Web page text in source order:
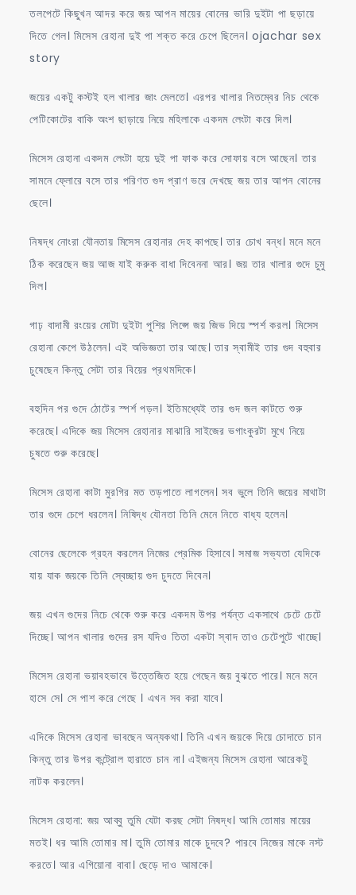
তলপেটে কিছুখন আদর করে জয় আপন মায়ের বোনের ভারি দুইটা পা ছড়ায়ে
দিতে গেল। মিসেস রেহানা দুই পা শক্ত করে চেপে ছিলেন। ojachar sex
story
জয়ের একটু কস্টই হল খালার জাং মেলতে। এরপর খালার নিতম্বের নিচ থেকে
পেটিকোটের বাকি অংশ ছাড়ায়ে নিয়ে মহিলাকে একদম লেংটা করে দিল।
মিসেস রেহানা একদম লেংটা হয়ে দুই পা ফাক করে সোফায় বসে আছেন। তার
সামনে ফ্লোরে বসে তার পরিণত গুদ প্রাণ ভরে দেখছে জয় তার আপন বোনের
ছেলে।
নিষদ্ধ নোংরা যৌনতায় মিসেস রেহানার দেহ কাপছে। তার চোখ বন্ধ। মনে মনে
ঠিক করেছেন জয় আজ যাই করুক বাধা দিবেননা আর। জয় তার খালার গুদে চুমু
দিল।
গাঢ় বাদামী রংয়ের মোটা দুইটা পুশির লিপ্সে জয় জিভ দিয়ে স্পর্শ করল। মিসেস
রেহানা কেপে উঠলেন। এই অভিজ্ঞতা তার আছে। তার স্বামীই তার গুদ বহুবার
চুষেছেন কিন্তু সেটা তার বিয়ের প্রথমদিকে।
বহুদিন পর গুদে ঠোটের স্পর্শ পড়ল। ইতিমধ্যেই তার গুদ জল কাটতে শুরু
করেছে। এদিকে জয় মিসেস রেহানার মাঝারি সাইজের ভগাংকুরটা মুখে নিয়ে
চুষতে শুরু করেছে।
মিসেস রেহানা কাটা মুরগির মত তড়পাতে লাগলেন। সব ভুলে তিনি জয়ের মাথাটা
তার গুদে চেপে ধরলেন। নিষিদ্ধ যৌনতা তিনি মেনে নিতে বাধ্য হলেন।
বোনের ছেলেকে গ্রহন করলেন নিজের প্রেমিক হিসাবে। সমাজ সভ্যতা যেদিকে
যায় যাক জয়কে তিনি স্বেচ্ছায় গুদ চুদতে দিবেন।
জয় এখন গুদের নিচে থেকে শুরু করে একদম উপর পর্যন্ত একসাথে চেটে চেটে
দিচ্ছে। আপন খালার গুদের রস যদিও তিতা একটা স্বাদ তাও চেটেপুটে খাচ্ছে।
মিসেস রেহানা ভয়াবহভাবে উত্তেজিত হয়ে গেছেন জয় বুঝতে পারে। মনে মনে
হাসে সে। সে পাশ করে গেছে । এখন সব করা যাবে।
এদিকে মিসেস রেহানা ভাবছেন অন্যকথা। তিনি এখন জয়কে দিয়ে চোদাতে চান
কিন্তু তার উপর কন্ট্রোল হারাতে চান না। এইজন্য মিসেস রেহানা আরেকটু
নাটক করলেন।
মিসেস রেহানা: জয় আব্বু তুমি যেটা করছ সেটা নিষদ্ধ। আমি তোমার মায়ের
মতই। ধর আমি তোমার মা। তুমি তোমার মাকে চুদবে? পারবে নিজের মাকে নস্ট
করতে। আর এগিয়োনা বাবা। ছেড়ে দাও আমাকে।